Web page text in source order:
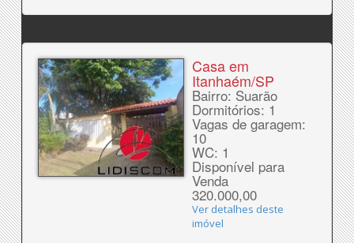
Casa em
Itanhaém/SP
Bairro: Suarão
Dormitórios: 1
Vagas de garagem:
10
WC: 1
Disponível para
Venda
320.000,00
Ver detalhes deste
imóvel